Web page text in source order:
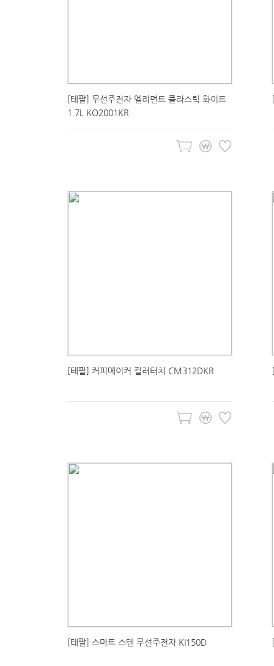
[테팔] 무선주전자 엘리먼트 플라스틱 화이트
1.7L KO2001KR
[테팔] 커피메이커 컬러터치 CM312DKR
[테팔] 스마트 스텐 무선주전자 KI150D